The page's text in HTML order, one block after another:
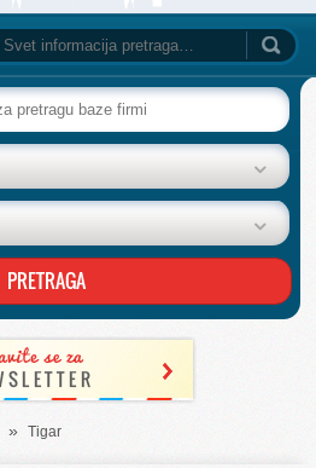
» Tigar